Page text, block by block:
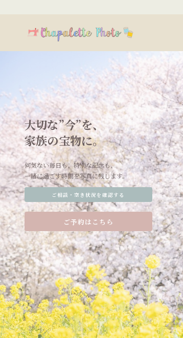
大切な”今”を、
家族の宝物に。
何気ない毎日も、特別な記念も、
一緒に過ごす時間を写真に残します。
ご相談・空き状況を確認する
ご予約はこちら